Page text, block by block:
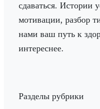
сдаваться. Истории
мотивации, разбор
нами ваш путь к
интереснее.
Разделы рубрики